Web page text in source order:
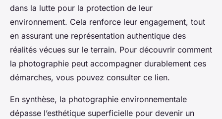
dans la lutte pour la protection de leur
environnement. Cela renforce leur engagement, tout
en assurant une représentation authentique des
réalités vécues sur le terrain. Pour découvrir comment
la photographie peut accompagner durablement ces
démarches, vous pouvez consulter ce lien.
En synthèse, la photographie environnementale
dépasse l’esthétique superficielle pour devenir un